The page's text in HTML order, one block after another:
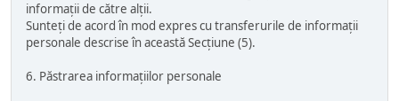
informații de către alții.
Sunteți de acord în mod expres cu transferurile de informații
personale descrise în această Secțiune (5).
6. Păstrarea informațiilor personale